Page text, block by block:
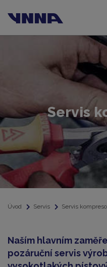
Servis
Úvod Servis Servis
Naším hlavním
pozáruční servis